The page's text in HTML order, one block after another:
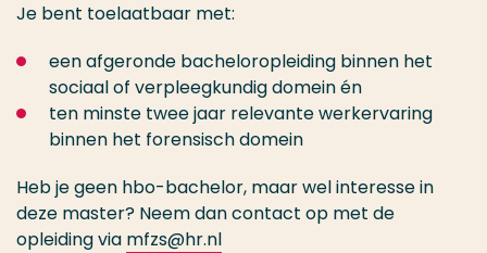
Je bent toelaatbaar met:
een afgeronde bacheloropleiding binnen het
sociaal of verpleegkundig domein én
ten minste twee jaar relevante werkervaring
binnen het forensisch domein
Heb je geen hbo-bachelor, maar wel interesse in
deze master? Neem dan contact op met de
opleiding via mfzs@hr.nl